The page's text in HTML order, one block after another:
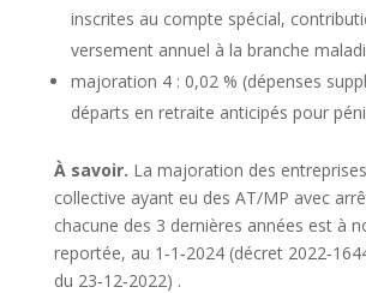
inscrites au compte spécial,
versement annuel à la branche
majoration 4 : 0,02 % (dépenses
départs en retraite anticipés pour
À savoir. La majoration des
collective ayant eu des AT/MP avec
chacune des 3 dernières années est à
reportée, au 1‑1‑2024 (décret
du 23‑12‑2022) .